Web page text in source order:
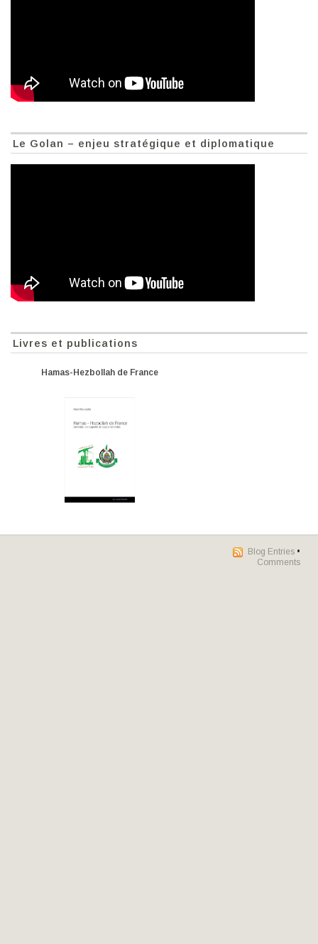
Le Golan – enjeu stratégique et diplomatique
Livres et publications
Hamas-Hezbollah de France
Blog Entries •
Comments